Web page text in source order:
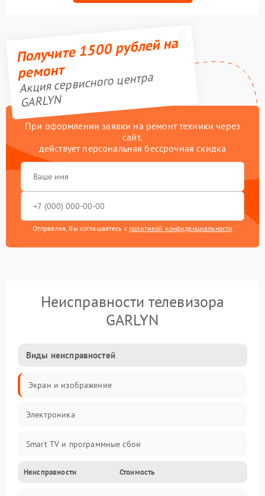
Получите 1500 рублей на
ремонт
Акция сервисного центра
GARLYN
При оформлении заявки на ремонт техники через
сайт,
действует персональная бессрочная скидка
Отправляя, Вы соглашаетесь с политикой конфиденциальности
Неисправности телевизора
GARLYN
Виды неисправностей
Экран и изображение
Электроника
Smart TV и программные сбои
Питание и запуск
Неисправности Стоимость